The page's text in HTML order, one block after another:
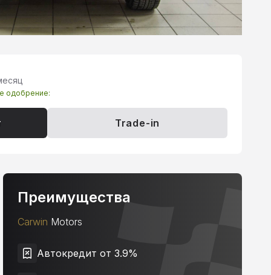
одобрение:
Trade-in
Преимущества
Carwin Motors
Автокредит от 3.9%